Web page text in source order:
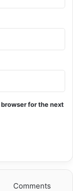
for the next
Comments